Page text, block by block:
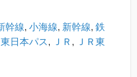
幹線, 小海線, 新幹線, 鉄
日本パス, ＪＲ ,
ＪＲ東